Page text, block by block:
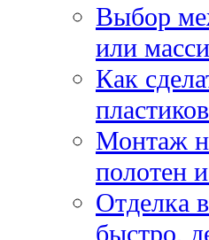
Выбор
или
Как
Монтаж
полотен
Отделка
быстро,